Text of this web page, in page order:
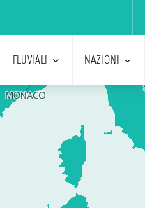
FLUVIALI NAZIONI